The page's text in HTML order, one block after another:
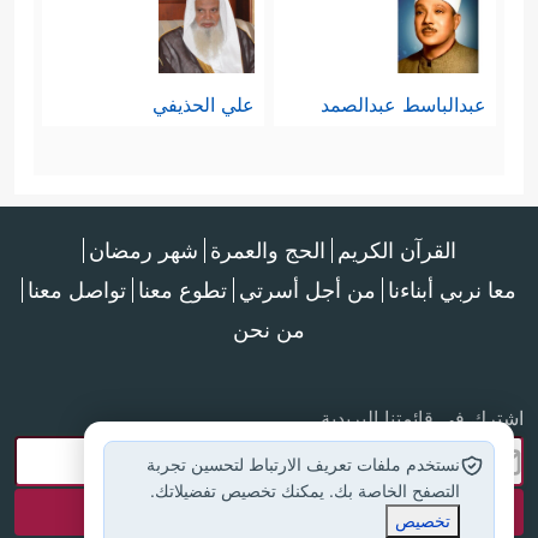
الملك، وهو الذي يخلق ما يشاء، ويرزق
من يشاء، ويمنع من يشاء بعلمه سبحانه
یَخۡلُقُ مَا یَشَاۤءُۚ یَهَبُ لِمَن یَشَاۤءُ إِنَـٰثࣰا وَیَهَبُ لِمَن یَشَاۤءُ
ٱلذُّكُورَ﴿٤٩﴾
أَوۡ یُزَوِّجُهُمۡ ذُكۡرَانࣰا وَإِنَـٰثࣰاۖ وَیَجۡعَلُ مَن
یَشَاۤءُ عَقِیمًاۚ إِنَّهُۥ عَلِیمࣱ قَدِیرࣱ﴾
عاشرًا: بيان أنواع الوحي الإلهي، وأنّه
سبحانه كما يخلق ما يشاء ويرزق مَن
يشاء، يُوحي لمن يشاء، وبالطريقة التي
عبدالباسط عبدالصمد علي الحذيفي
القرآن الكريم الحج والعمرة شهر رمضان
معا نربي أبناءنا من أجل أسرتي تطوع معنا تواصل معنا
من نحن
اشترك في قائمتنا البريدية
نستخدم ملفات تعريف الارتباط لتحسين تجربة
التصفح الخاصة بك. يمكنك تخصيص تفضيلاتك.
تخصيص